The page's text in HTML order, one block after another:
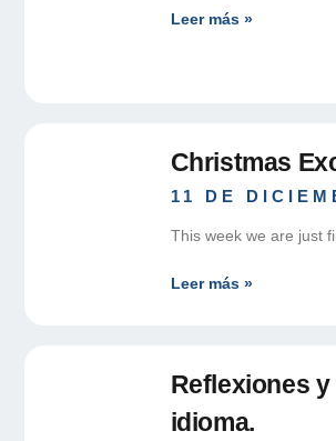
Leer más »
Christmas
11 DE
This week we are just
Leer más »
Reflexiones
idioma.